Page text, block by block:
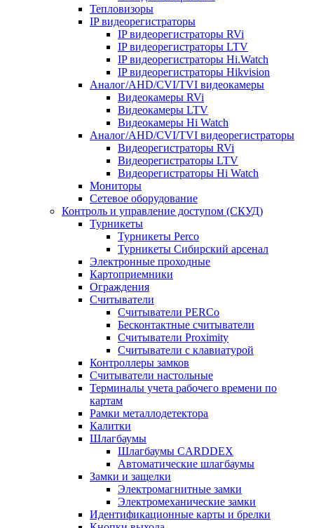
Тепловизоры
IP видеорегистраторы
IP видеорегистраторы RVi
IP видеорегистраторы LTV
IP видеорегистраторы Hi.Watch
IP видеорегистраторы Hikvision
Аналог/AHD/CVI/TVI видеокамеры
Видеокамеры RVi
Видеокамеры LTV
Видеокамеры Hi Watch
Аналог/AHD/CVI/TVI видеорегистраторы
Видеорегистраторы RVi
Видеорегистраторы LTV
Видеорегистраторы Hi Watch
Мониторы
Сетевое оборудование
Контроль и управление доступом (СКУД)
Турникеты
Турникеты Perco
Турникеты Сибирский арсенал
Электронные проходные
Картоприемники
Ограждения
Считыватели
Считыватели PERCo
Бесконтактные считыватели
Считыватели Proximity
Считыватели с клавиатурой
Контроллеры замков
Считыватели настольные
Терминалы учета рабочего времени по
картам
Рамки металлодетектора
Калитки
Шлагбаумы
Шлагбаумы CARDDEX
Автоматические шлагбаумы
Замки и защелки
Электромагнитные замки
Электромеханические замки
Идентификационные карты и брелки